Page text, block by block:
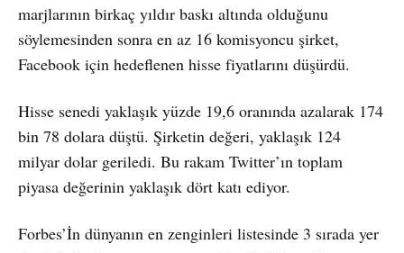
marjlarının birkaç yıldır baskı altında olduğunu
söylemesinden sonra en az 16 komisyoncu şirket,
Facebook için hedeflenen hisse fiyatlarını düşürdü.
Hisse senedi yaklaşık yüzde 19,6 oranında azalarak 174
bin 78 dolara düştü. Şirketin değeri, yaklaşık 124
milyar dolar geriledi. Bu rakam Twitter’ın toplam
piyasa değerinin yaklaşık dört katı ediyor.
Forbes’İn dünyanın en zenginleri listesinde 3 sırada yer